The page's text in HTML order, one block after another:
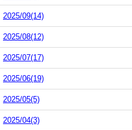
2025/09(14)
2025/08(12)
2025/07(17)
2025/06(19)
2025/05(5)
2025/04(3)